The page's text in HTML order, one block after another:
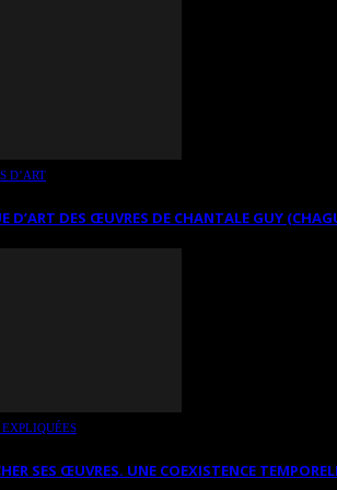
D’ART
D’ART DES ŒUVRES DE CHANTALE GUY
EXPLIQUÉES
SES ŒUVRES. UNE COEXISTENCE